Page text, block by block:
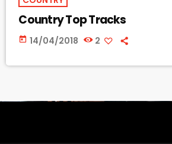
Country Top Tracks
today 14/04/2018 2